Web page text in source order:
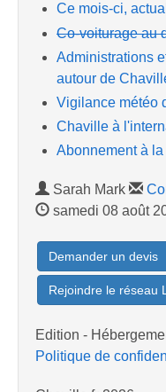
Ce mois-ci,
Co-voiturage au
Administrations
autour de
Vigilance météo
Chaville à
Abonnement à
Sarah Mark
samedi 08 août
Demander un devis
Rejoindre le réseau
Edition -
Politique de